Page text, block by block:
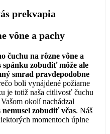
prekvapia
vône a pachy
čuchu na rôzne vône a
spánku zobudiť môže ale
smrad pravdepodobne
boli vynájdené požiarne
je totiž naša citlivosť čuchu
okolí nachádzal
zobudiť včas. Náš
momentoch úplne